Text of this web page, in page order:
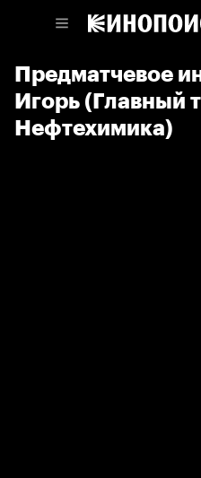
Предматчевое
Игорь (Главный
Нефтехимика)